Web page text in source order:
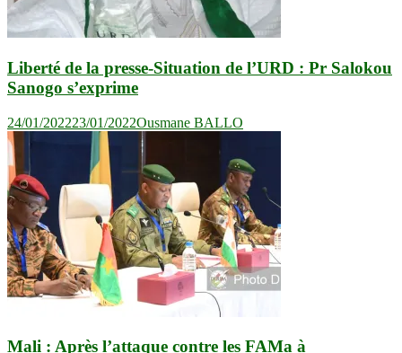
Liberté de la presse-Situation de l’URD : Pr Salokou
Sanogo s’exprime
24/01/202223/01/2022Ousmane BALLO
Mali : Après l’attaque contre les FAMa à